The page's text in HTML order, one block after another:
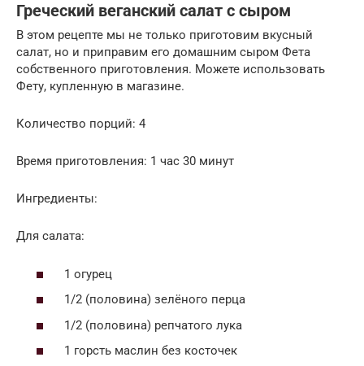
Греческий веганский салат с сыром
В этом рецепте мы не только приготовим вкусный
салат, но и приправим его домашним сыром Фета
собственного приготовления. Можете использовать
Фету, купленную в магазине.
Количество порций: 4
Время приготовления: 1 час 30 минут
Ингредиенты:
Для салата:
1 огурец
1/2 (половина) зелёного перца
1/2 (половина) репчатого лука
1 горсть маслин без косточек